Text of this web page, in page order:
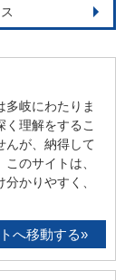
多岐にわたりま
理解をするこ
んが、納得して
のサイトは、
かりやすく、
へ移動する»